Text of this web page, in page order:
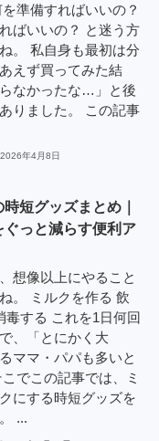
準備すればいいの？
ばいいの？ と迷う方
。 私自身も最初は分
えず買ってみた結
なかったな…」と後
りました。 この記事
2026年4月8日
短グッズまとめ｜
っと減らす便利ア
想像以上にやること
。 ミルクを作る 飲
毒する これを1日何回
、「とにかく大
ママ・パパも多いと
でこの記事では、ミ
にする時短グッズを
...